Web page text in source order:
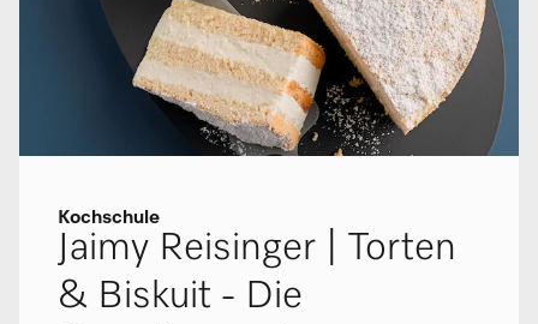
Kochschule
Jaimy Reisinger | Torten
& Biskuit - Die